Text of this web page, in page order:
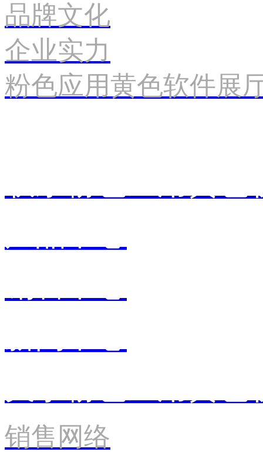
品牌文化
企业实力
粉色应用黄色软件展
销售网络